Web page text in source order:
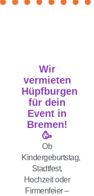
Wir
vermieten
Hüpfburgen
für dein
Event in
Bremen!
🥳
Ob
Kindergeburtstag,
Stadtfest,
Hochzeit oder
Firmenfeier –